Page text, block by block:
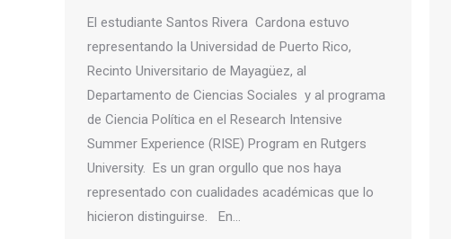
El estudiante Santos Rivera Cardona estuvo
representando la Universidad de Puerto Rico,
Recinto Universitario de Mayagüez, al
Departamento de Ciencias Sociales y al programa
de Ciencia Política en el Research Intensive
Summer Experience (RISE) Program en Rutgers
University. Es un gran orgullo que nos haya
representado con cualidades académicas que lo
hicieron distinguirse. En…